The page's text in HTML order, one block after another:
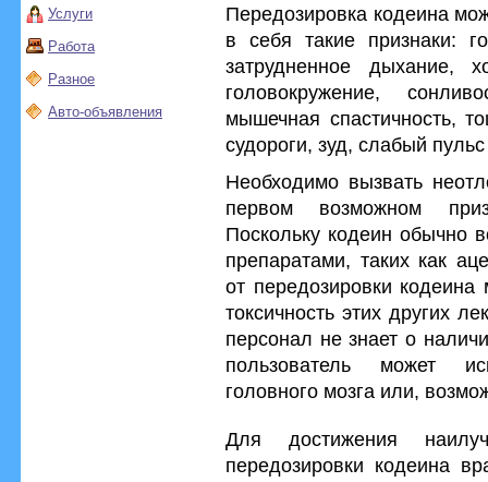
Услуги
Работа
Разное
Авто-объявления
Передозировка кодеина
в себя такие признаки:
затрудненное дыхание,
головокружение,
мышечная спастичность,
судороги, зуд, слабый
Необходимо вызвать
первом возможном
Поскольку кодеин обычно
препаратами, таких как
от передозировки кодеина
токсичность этих других
персонал не знает о
пользователь может
головного мозга или,
Для достижения
передозировки кодеина